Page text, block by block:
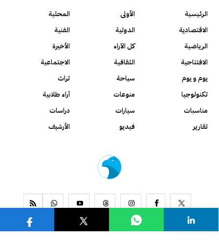
الرئيسية الأولى
المحلية
الاقتصادية
الدولية
الفنية
الرياضية
كل الآراء
الأخيرة
الافتتاحية
الثقافية
الاجتماعية
يوم و يوم
سياحة
تراث
تكنولوجيا
منوعات
آراء طلابية
مناسبات
سيارات
دراسات
تقارير
فيديو الأرشيف